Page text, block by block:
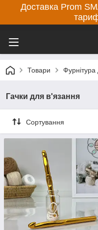
Доставка Prom
Товари
Гачки для в'язання
Сортування